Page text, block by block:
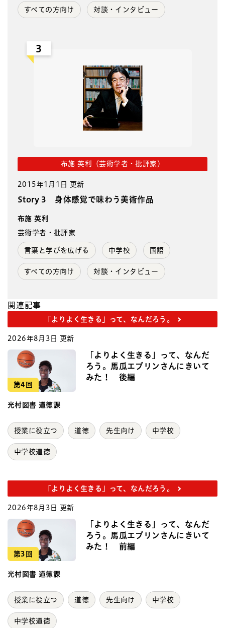
すべての方向け 対談・インタビュー
3
布施 英利（芸術学者・批評家）
2015年1月1日 更新
Story 3 身体感覚で味わう美術作品
布施 英利
芸術学者・批評家
言葉と学びを広げる 中学校 国語
すべての方向け 対談・インタビュー
関連記事
「よりよく生きる」って、なんだろう。
2026年8月3日 更新
第4回
「よりよく生きる」って、なんだ
ろう。馬瓜エブリンさんにきいて
みた！ 後編
光村図書 道徳課
授業に役立つ 道徳 先生向け 中学校
中学校道徳
「よりよく生きる」って、なんだろう。
2026年8月3日 更新
第3回
「よりよく生きる」って、なんだ
ろう。馬瓜エブリンさんにきいて
みた！ 前編
光村図書 道徳課
授業に役立つ 道徳 先生向け 中学校
中学校道徳